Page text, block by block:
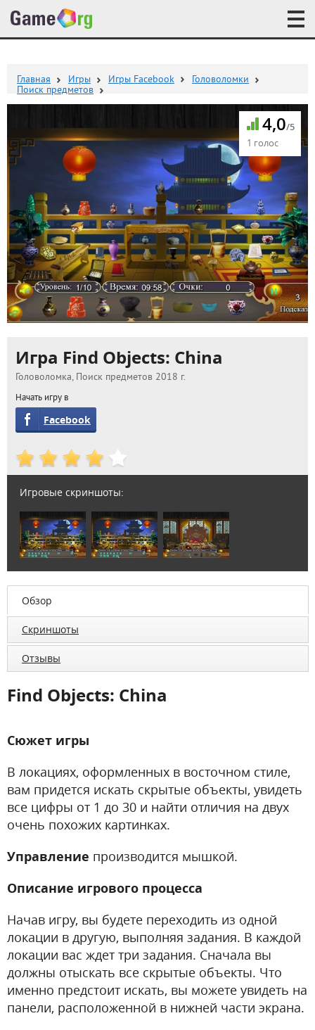
Главная Игры Игры Facebook
Головоломки
Поиск предметов
4,0/5
1 голос
Игра Find Objects: China
Головоломка, Поиск предметов 2018 г.
Начать игру в
Facebook
Игровые скриншоты:
Обзор
Скриншоты
Отзывы
Find Objects: China
Сюжет игры
В локациях, оформленных в восточном стиле,
вам придется искать скрытые объекты, увидеть
все цифры от 1 до 30 и найти отличия на двух
очень похожих картинках.
Управление производится мышкой.
Описание игрового процесса
Начав игру, вы будете переходить из одной
локации в другую, выполняя задания. В каждой
локации вас ждет три задания. Сначала вы
должны отыскать все скрытые объекты. Что
именно предстоит искать, вы можете увидеть на
панели, расположенной в нижней части экрана.